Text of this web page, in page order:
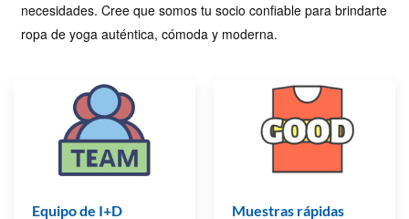
necesidades. Cree que somos tu socio confiable para brindarte
ropa de yoga auténtica, cómoda y moderna.
Equipo de I+D Muestras rápidas